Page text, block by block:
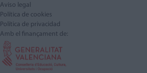
Aviso legal
Política de cookies
Política de privacidad
Amb el finançament de: